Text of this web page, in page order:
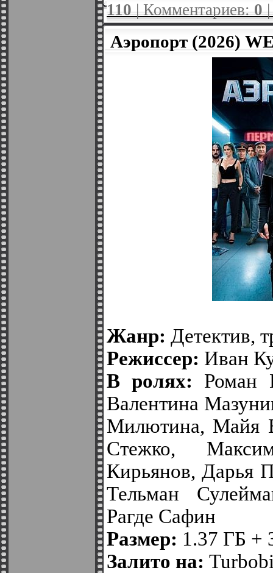
110| Комментариев:0
Аэропорт (2026)
Жанр: Детектив,
Режиссер: Иван
В ролях: Роман
Валентина
Милютина, Майя
Стежко,
Кирьянов, Дарья
Тельман
Рагде Сафин
Размер: 1.37 ГБ +
Залито на: